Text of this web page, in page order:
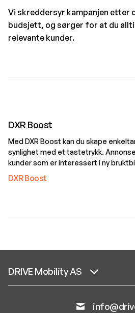
Vi skreddersyr kampanjen etter
budsjett, og sørger for at du
relevante kunder.
DXR Boost
Med DXR Boost kan du skape
synlighet med et tastetrykk.
kunder som er interessert i ny
DXR Boost
DRIVE Mobility AS